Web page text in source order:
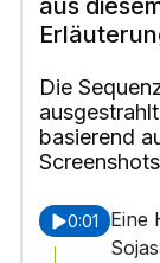
aus
Die
basierend
0:01
Eine